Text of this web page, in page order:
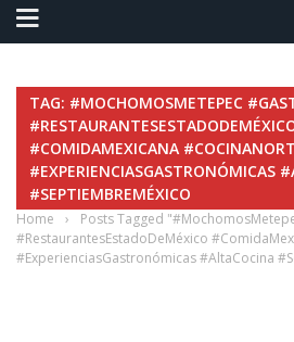
TAG: #MOCHOMOSMETEPEC
#COMIDAMEXICANA
#EXPERIENCIASGASTRONÓMICAS
#SEPTIEMBREMÉXICO
Home ›
Posts Tagged
#RestaurantesEstadoDeMéxico
#ExperienciasGastronómicas #AltaCocina